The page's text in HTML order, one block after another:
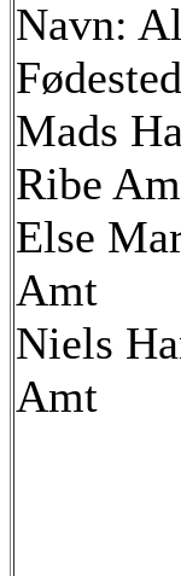
Navn:
Mads
Ribe
Else
Amt
Niels
Amt